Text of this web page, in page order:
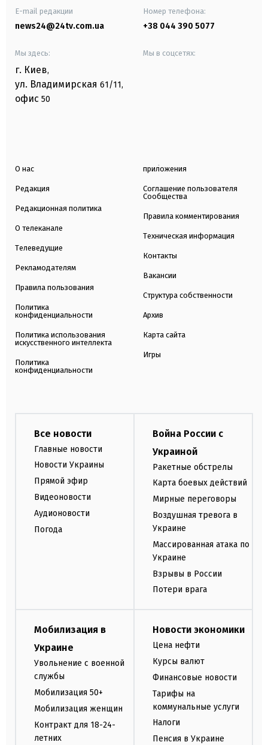
E-mail редакции
news24@24tv.com.ua
Номер телефона:
+38 044 390 5077
Мы здесь:
г. Киев,
ул. Владимирская 61/11,
офис 50
Мы в соцсетях:
О нас
Редакция
Редакционная политика
О телеканале
Телеведущие
Рекламодателям
Правила пользования
Политика
конфиденциальности
Политика использования
искусственного интеллекта
Политика
конфиденциальности
приложения
Соглашение пользователя
Сообщества
Правила комментирования
Техническая информация
Контакты
Вакансии
Структура собственности
Архив
Карта сайта
Игры
Все новости
Главные новости
Новости Украины
Прямой эфир
Видеоновости
Аудионовости
Погода
Война России с
Украиной
Ракетные обстрелы
Карта боевых действий
Мирные переговоры
Воздушная тревога в
Украине
Массированная атака по
Украине
Взрывы в России
Потери врага
Мобилизация в
Украине
Увольнение с военной
службы
Мобилизация 50+
Мобилизация женщин
Контракт для 18-24-
летних
Новости экономики
Цена нефти
Курсы валют
Финансовые новости
Тарифы на
коммунальные услуги
Налоги
Пенсия в Украине